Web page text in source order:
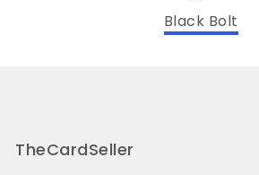
Black Bolt
TheCardSeller